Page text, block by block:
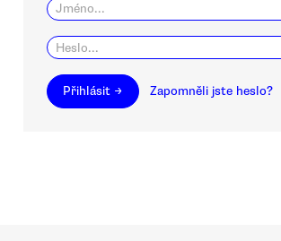
Přihlásit → Zapomněli jste heslo?